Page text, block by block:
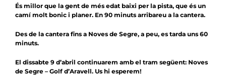
És millor que la gent de més edat baixi per la pista, que és un
camí molt bonic i planer. En 90 minuts arribareu a la cantera.
Des de la cantera fins a Noves de Segre, a peu, es tarda uns 60
minuts.
El dissabte 9 d’abril continuarem amb el tram següent: Noves
de Segre – Golf d’Aravell. Us hi esperem!